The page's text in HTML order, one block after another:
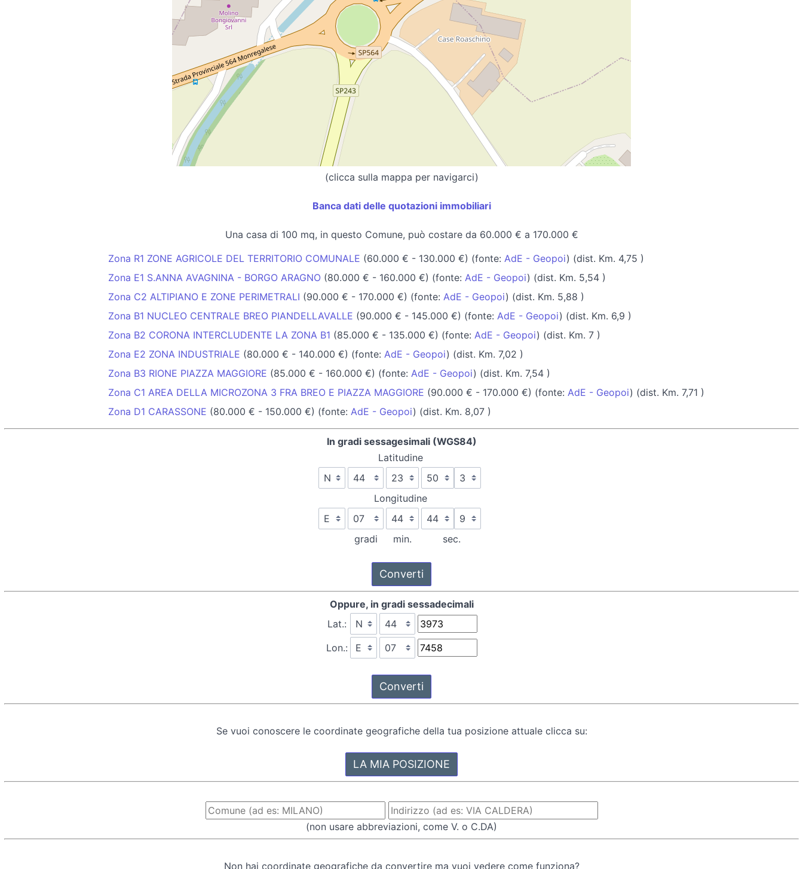
(clicca sulla mappa per navigarci)
Banca dati delle quotazioni immobiliari
Una casa di 100 mq, in questo Comune, può costare da 60.000 € a 170.000 €
Zona R1 ZONE AGRICOLE DEL TERRITORIO COMUNALE (60.000 € - 130.000 €) (fonte: AdE - Geopoi) (dist. Km. 4,75 )
Zona E1 S.ANNA AVAGNINA - BORGO ARAGNO (80.000 € - 160.000 €) (fonte: AdE - Geopoi) (dist. Km. 5,54 )
Zona C2 ALTIPIANO E ZONE PERIMETRALI (90.000 € - 170.000 €) (fonte: AdE - Geopoi) (dist. Km. 5,88 )
Zona B1 NUCLEO CENTRALE BREO PIANDELLAVALLE (90.000 € - 145.000 €) (fonte: AdE - Geopoi) (dist. Km. 6,9 )
Zona B2 CORONA INTERCLUDENTE LA ZONA B1 (85.000 € - 135.000 €) (fonte: AdE - Geopoi) (dist. Km. 7 )
Zona E2 ZONA INDUSTRIALE (80.000 € - 140.000 €) (fonte: AdE - Geopoi) (dist. Km. 7,02 )
Zona B3 RIONE PIAZZA MAGGIORE (85.000 € - 160.000 €) (fonte: AdE - Geopoi) (dist. Km. 7,54 )
Zona C1 AREA DELLA MICROZONA 3 FRA BREO E PIAZZA MAGGIORE (90.000 € - 170.000 €) (fonte: AdE - Geopoi) (dist. Km. 7,71 )
Zona D1 CARASSONE (80.000 € - 150.000 €) (fonte: AdE - Geopoi) (dist. Km. 8,07 )
In gradi sessagesimali (WGS84)
Latitudine
Longitudine
gradi min. sec.
Oppure, in gradi sessadecimali
Lat.:
Lon.:
Se vuoi conoscere le coordinate geografiche della tua posizione attuale clicca su:
(non usare abbreviazioni, come V. o C.DA)
Non hai coordinate geografiche da convertire ma vuoi vedere come funziona?